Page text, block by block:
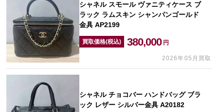
シャネル スモール ヴァニティケース ブ
ラック ラムスキン シャンパンゴールド
金具 AP2199
買取価格(税込) 380,000 円
2026年05月買取
シャネル チョコバー ハンドバッグ ブラ
ック レザー シルバー金具 A20182